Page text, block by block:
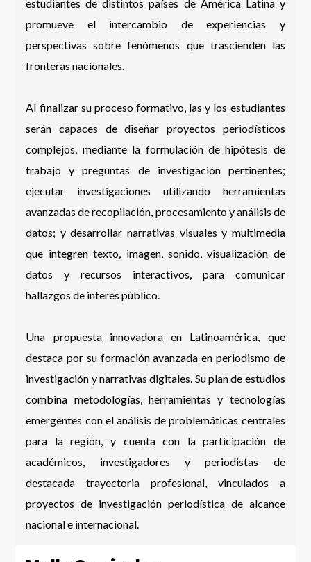
estudiantes de distintos países de América Latina y
promueve el intercambio de experiencias y
perspectivas sobre fenómenos que trascienden las
fronteras nacionales.
Al finalizar su proceso formativo, las y los estudiantes
serán capaces de diseñar proyectos periodísticos
complejos, mediante la formulación de hipótesis de
trabajo y preguntas de investigación pertinentes;
ejecutar investigaciones utilizando herramientas
avanzadas de recopilación, procesamiento y análisis de
datos; y desarrollar narrativas visuales y multimedia
que integren texto, imagen, sonido, visualización de
datos y recursos interactivos, para comunicar
hallazgos de interés público.
Una propuesta innovadora en Latinoamérica, que
destaca por su formación avanzada en periodismo de
investigación y narrativas digitales. Su plan de estudios
combina metodologías, herramientas y tecnologías
emergentes con el análisis de problemáticas centrales
para la región, y cuenta con la participación de
académicos, investigadores y periodistas de
destacada trayectoria profesional, vinculados a
proyectos de investigación periodística de alcance
nacional e internacional.